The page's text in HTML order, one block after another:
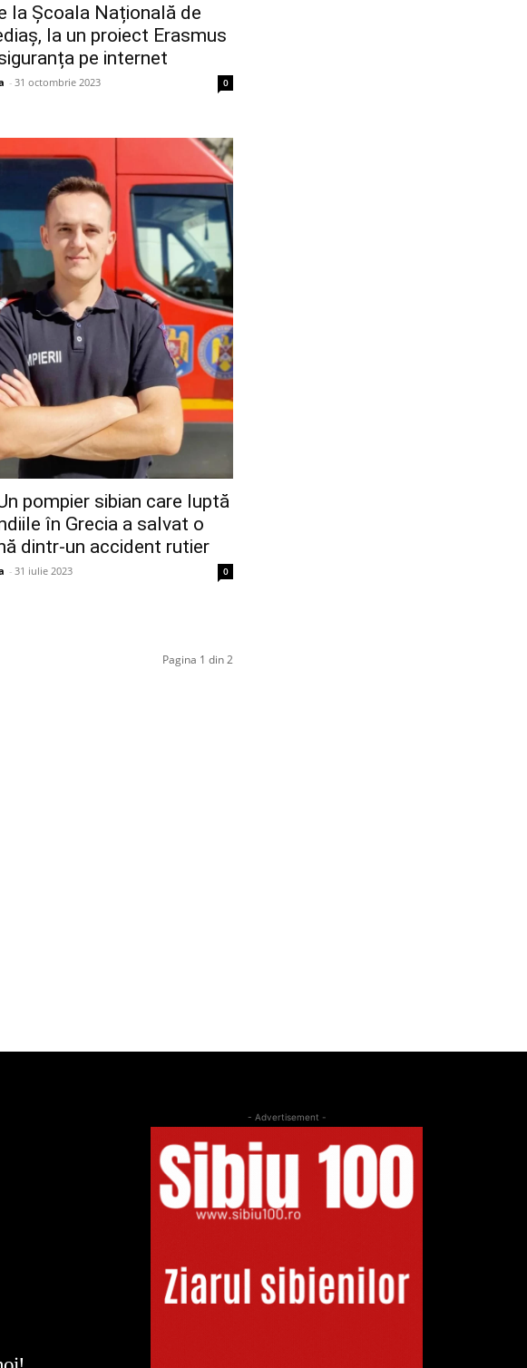
la Școala Națională de
la un proiect Erasmus
pe internet
- 31 octombrie 2023 0
pompier sibian care luptă
în Grecia a salvat o
dintr-un accident rutier
- 31 iulie 2023 0
Pagina 1 din 2
- Advertisement -